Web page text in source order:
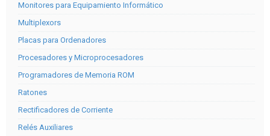
Monitores para Equipamiento Informático
Multiplexors
Placas para Ordenadores
Procesadores y Microprocesadores
Programadores de Memoria ROM
Ratones
Rectificadores de Corriente
Relés Auxiliares